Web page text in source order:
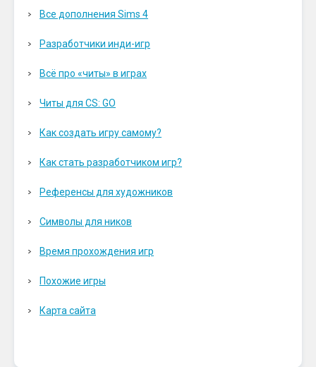
Все дополнения Sims 4
Разработчики инди-игр
Всё про «читы» в играх
Читы для CS: GO
Как создать игру самому?
Как стать разработчиком игр?
Референсы для художников
Символы для ников
Время прохождения игр
Похожие игры
Карта сайта